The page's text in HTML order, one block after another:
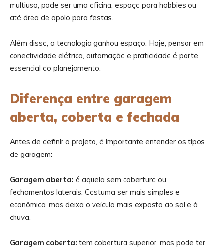
multiuso, pode ser uma oficina, espaço para hobbies ou
até área de apoio para festas.
Além disso, a tecnologia ganhou espaço. Hoje, pensar em
conectividade elétrica, automação e praticidade é parte
essencial do planejamento.
Diferença entre garagem
aberta, coberta e fechada
Antes de definir o projeto, é importante entender os tipos
de garagem:
Garagem aberta: é aquela sem cobertura ou
fechamentos laterais. Costuma ser mais simples e
econômica, mas deixa o veículo mais exposto ao sol e à
chuva.
Garagem coberta: tem cobertura superior, mas pode ter